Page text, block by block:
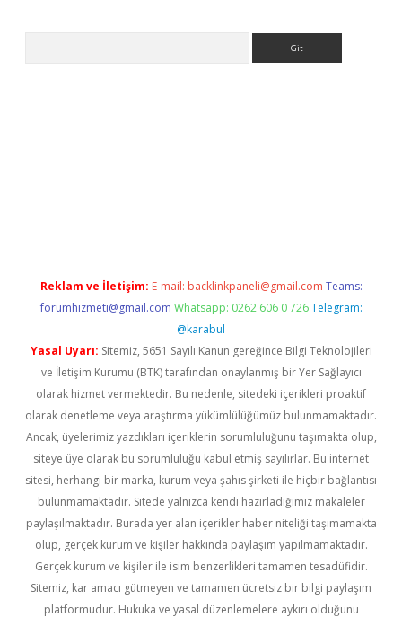
Reklam ve İletişim: E-mail: backlinkpaneli@gmail.com Teams:
forumhizmeti@gmail.com Whatsapp: 0262 606 0 726 Telegram:
@karabul
Yasal Uyarı: Sitemiz, 5651 Sayılı Kanun gereğince Bilgi Teknolojileri
ve İletişim Kurumu (BTK) tarafından onaylanmış bir Yer Sağlayıcı
olarak hizmet vermektedir. Bu nedenle, sitedeki içerikleri proaktif
olarak denetleme veya araştırma yükümlülüğümüz bulunmamaktadır.
Ancak, üyelerimiz yazdıkları içeriklerin sorumluluğunu taşımakta olup,
siteye üye olarak bu sorumluluğu kabul etmiş sayılırlar. Bu internet
sitesi, herhangi bir marka, kurum veya şahıs şirketi ile hiçbir bağlantısı
bulunmamaktadır. Sitede yalnızca kendi hazırladığımız makaleler
paylaşılmaktadır. Burada yer alan içerikler haber niteliği taşımamakta
olup, gerçek kurum ve kişiler hakkında paylaşım yapılmamaktadır.
Gerçek kurum ve kişiler ile isim benzerlikleri tamamen tesadüfidir.
Sitemiz, kar amacı gütmeyen ve tamamen ücretsiz bir bilgi paylaşım
platformudur. Hukuka ve yasal düzenlemelere aykırı olduğunu